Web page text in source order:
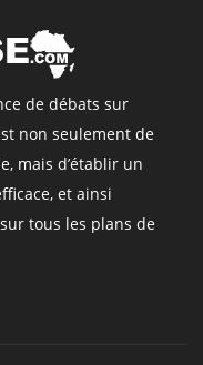
de débats sur
non seulement de
mais d’établir un
et ainsi
tous les plans de